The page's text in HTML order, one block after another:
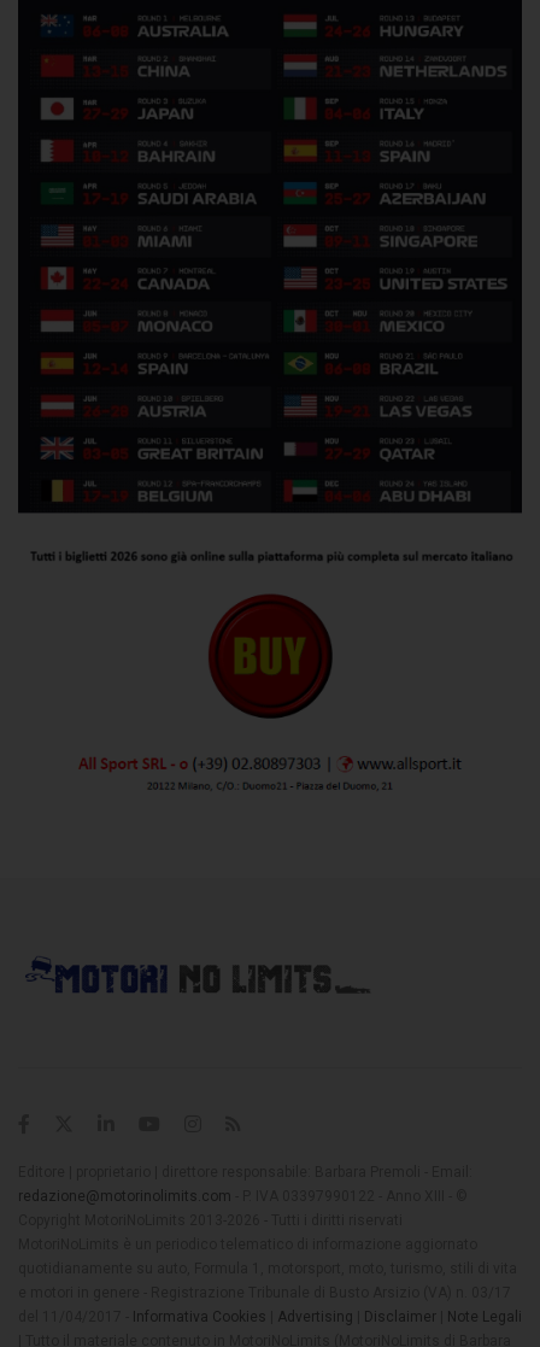
redazione@motorinolimits.com
Informativa Cookies Advertising Disclaimer
Note Legali